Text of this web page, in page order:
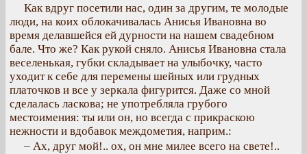
Как вдруг посетили нас, один за другим, те молодые
люди, на коих облокачивалась Анисья Ивановна во
время делавшейся ей дурности на нашем свадебном
бале. Что же? Как рукой сняло. Анисья Ивановна стала
веселенькая, губки складывает на улыбочку, часто
уходит к себе для перемены шейных или грудных
платочков и все у зеркала фигурится. Даже со мной
сделалась ласкова; не употребляла грубого
местоимения: ты или он, но всегда с прикраскою
нежности и вдобавок междометия, наприм.:
– Ах, друг мой!.. ох, он мне милее всего на свете!..